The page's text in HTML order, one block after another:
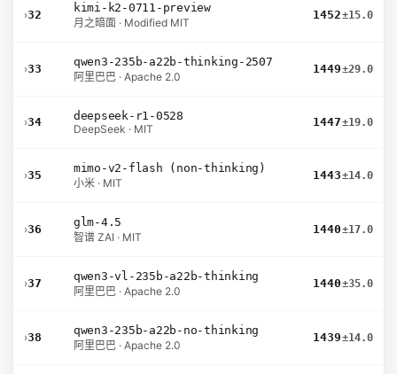
›32
kimi-k2-0711-preview
月之暗面 · Modified MIT
1452±15.0
›33
qwen3-235b-a22b-thinking-2507
阿里巴巴 · Apache 2.0
1449±29.0
›34
deepseek-r1-0528
DeepSeek · MIT
1447±19.0
›35
mimo-v2-flash (non-thinking)
小米 · MIT
1443±14.0
›36
glm-4.5
智谱 ZAI · MIT
1440±17.0
›37
qwen3-vl-235b-a22b-thinking
阿里巴巴 · Apache 2.0
1440±35.0
›38
qwen3-235b-a22b-no-thinking
阿里巴巴 · Apache 2.0
1439±14.0